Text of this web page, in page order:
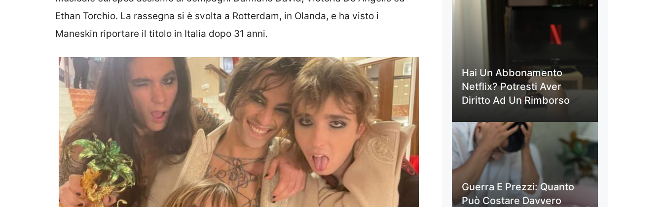
Ethan Torchio. La rassegna si è svolta a Rotterdam, in Olanda, e ha visto i
Maneskin riportare il titolo in Italia dopo 31 anni.
Hai Un Abbonamento
Netflix? Potresti Aver
Diritto Ad Un Rimborso
Guerra E Prezzi: Quanto
Può Costare Davvero